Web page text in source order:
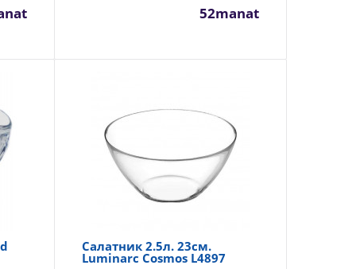
9
82manat
В Корзину
52manat
Салатник 2.5л. 23см.
Luminarc Cosmos L4897